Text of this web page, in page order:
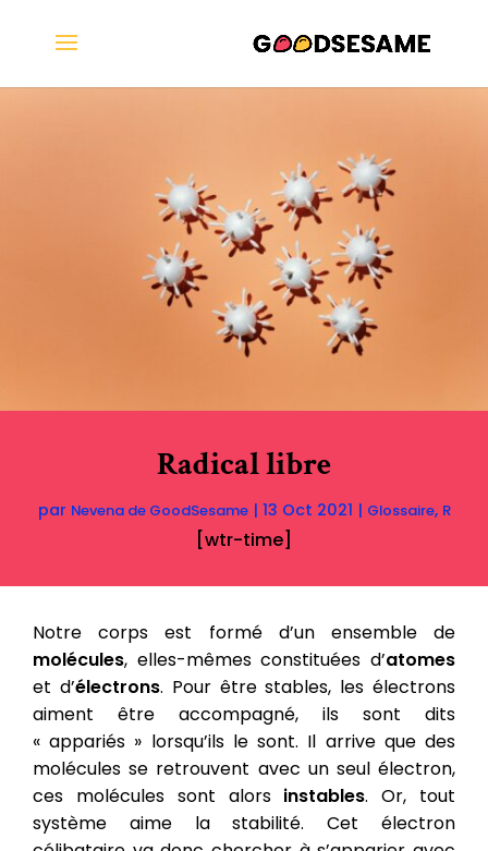
Radical libre
par Nevena de GoodSesame| 13 Oct 2021 | Glossaire, R
[wtr-time]
Notre corps est formé d’un ensemble de
molécules, elles-mêmes constituées d’atomes
et d’électrons. Pour être stables, les électrons
aiment être accompagné, ils sont dits
« appariés » lorsqu’ils le sont. Il arrive que des
molécules se retrouvent avec un seul électron,
ces molécules sont alors instables. Or, tout
système aime la stabilité. Cet électron